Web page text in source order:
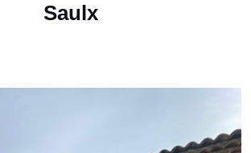
Saulx